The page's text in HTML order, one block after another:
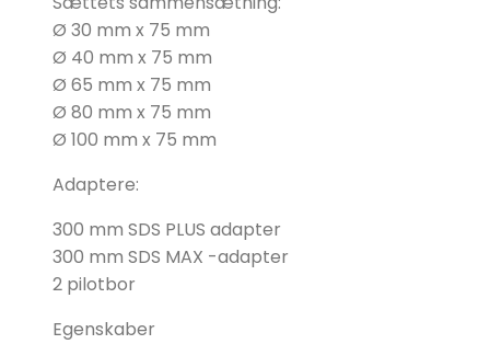
Ø 30 mm x 75 mm
Ø 40 mm x 75 mm
Ø 65 mm x 75 mm
Ø 80 mm x 75 mm
Ø 100 mm x 75 mm
Adaptere:
300 mm SDS PLUS adapter
300 mm SDS MAX -adapter
2 pilotbor
Egenskaber